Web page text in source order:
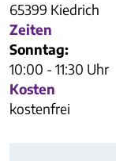
65399 Kiedrich
Zeiten
Sonntag:
10:00 - 11:30 Uhr
Kosten
kostenfrei